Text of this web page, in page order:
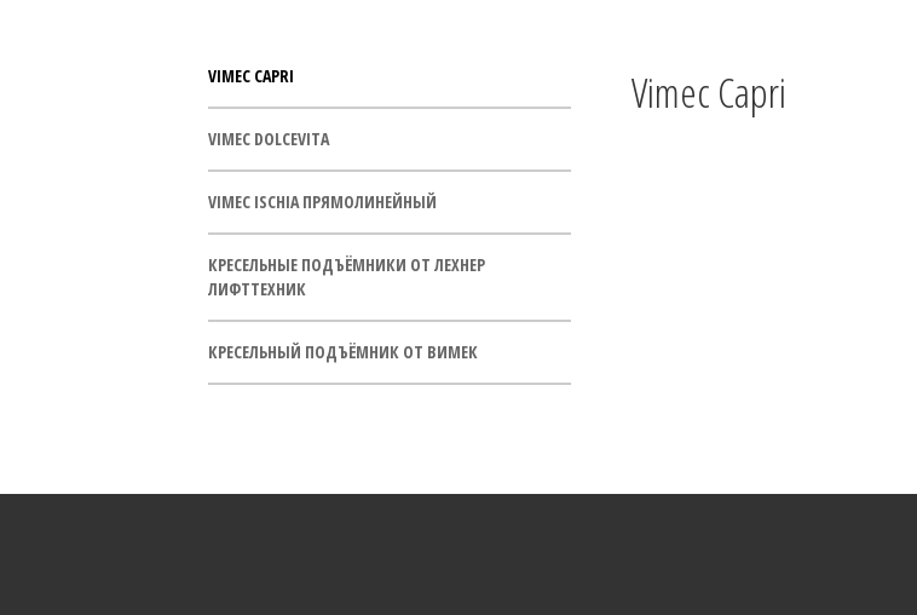
VIMEC CAPRI
VIMEC DOLCEVITA
VIMEC ISCHIA ПРЯМОЛИНЕЙНЫЙ
КРЕСЕЛЬНЫЕ ПОДЪЁМНИКИ ОТ ЛЕХНЕР
ЛИФТТЕХНИК
КРЕСЕЛЬНЫЙ ПОДЪЁМНИК ОТ ВИМЕК
Vimec Capri